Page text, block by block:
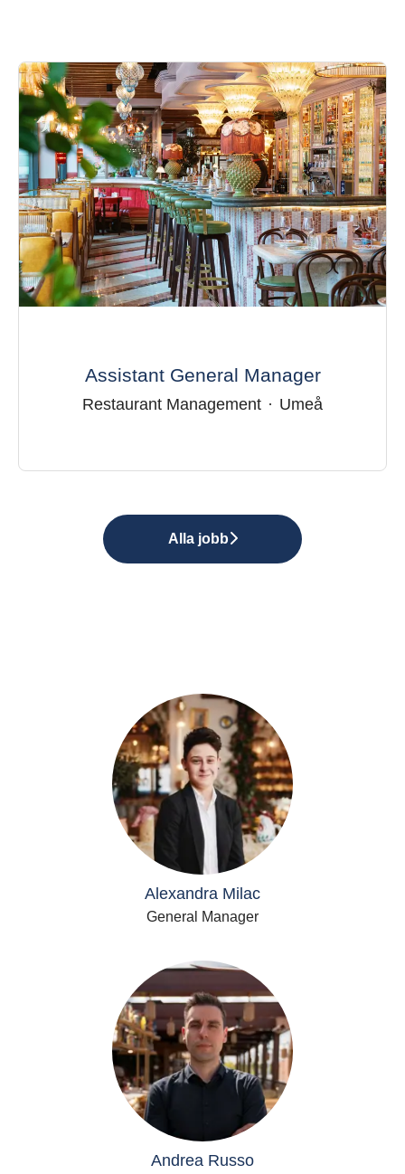
Assistant General Manager
Restaurant Management · Umeå
Alla jobb
Alexandra Milac
General Manager
Andrea Russo